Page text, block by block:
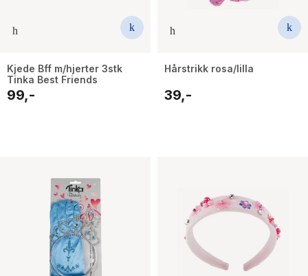
Kjede Bff m/hjerter 3stk
Tinka Best Friends
99,-
Hårstrikk rosa/lilla
39,-